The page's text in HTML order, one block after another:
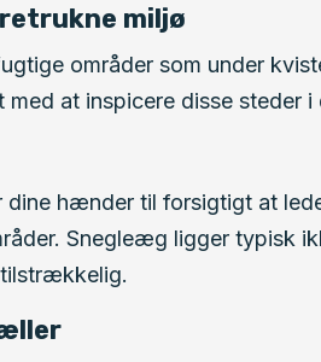
miljø
områder som under
med at inspicere disse steder i
dine hænder til forsigtigt at
Snegleæg ligger typisk